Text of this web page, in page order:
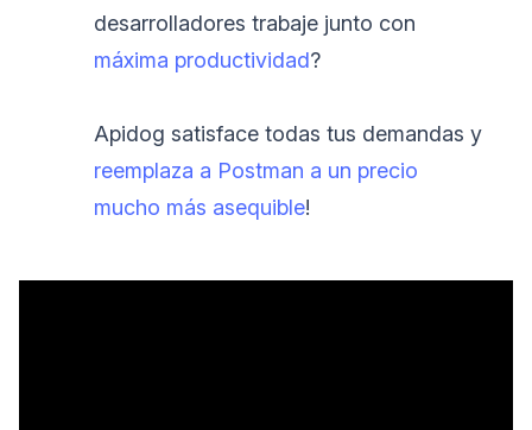
desarrolladores trabaje junto con
máxima productividad?
Apidog satisface todas tus demandas y
reemplaza a Postman a un precio
mucho más asequible!